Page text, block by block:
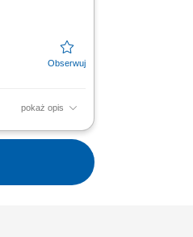
pokaż opis
się